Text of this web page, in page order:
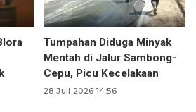
Tumpahan Diduga Minyak
Mentah di Jalur Sambong-
Cepu, Picu Kecelakaan
28 Juli 2026 14:56